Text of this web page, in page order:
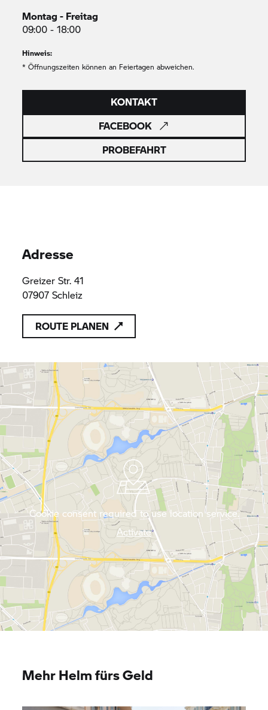
Montag - Freitag
09:00 - 18:00
Hinweis:
* Öffnungszeiten können an Feiertagen abweichen.
KONTAKT
FACEBOOK
PROBEFAHRT
Adresse
Greizer Str. 41
07907 Schleiz
ROUTE PLANEN
Cookie consent required to use location service.
Activate
Mehr Helm fürs Geld